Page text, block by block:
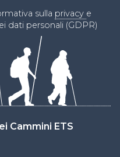
Cammini ETS
sulla privacy e
dati personali (GDPR)